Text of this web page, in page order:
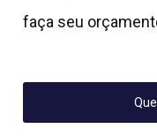
faça seu